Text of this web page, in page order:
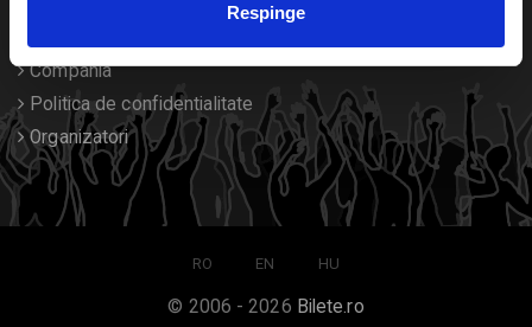
Respinge
Compania
Politica de confidentialitate
Organizatori
RO EN HU
© 2006 - 2026 Bilete.ro